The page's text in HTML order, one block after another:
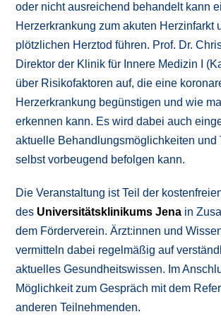
oder nicht ausreichend behandelt kann
Herzerkrankung zum akuten Herzinfarkt
plötzlichen Herztod führen. Prof. Dr.
Direktor der Klinik für Innere Medizin I
über Risikofaktoren auf, die eine
Herzerkrankung begünstigen und wie
erkennen kann. Es wird dabei auch
aktuelle Behandlungsmöglichkeiten und
selbst vorbeugend befolgen kann.
Die Veranstaltung ist Teil der
des Universitätsklinikums Jena in
dem Förderverein. Ärzt:innen und
vermitteln dabei regelmäßig auf
aktuelles Gesundheitswissen. Im
Möglichkeit zum Gespräch mit dem
anderen Teilnehmenden.